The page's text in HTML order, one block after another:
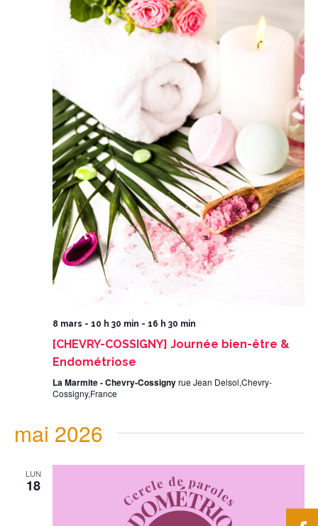
8 mars - 10 h 30 min - 16 h 30 min
[CHEVRY-COSSIGNY] Journée bien-être &
Endométriose
La Marmite - Chevry-Cossignyrue Jean Delsol,Chevry-
Cossigny,France
mai 2026
LUN
18